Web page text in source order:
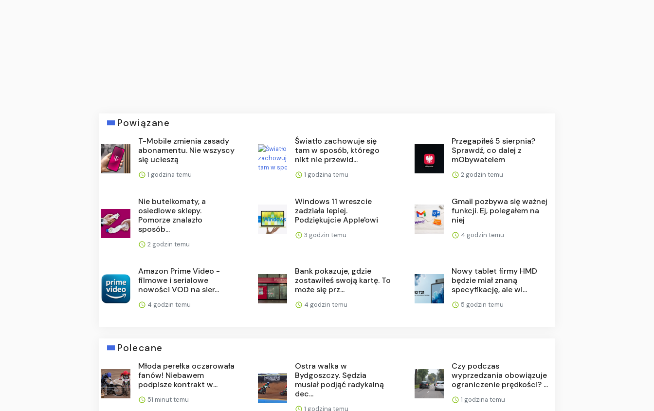
Powiązane
T-Mobile zmienia zasady
abonamentu. Nie wszyscy
się ucieszą
1 godzina temu
Światło zachowuje się
tam w sposób, którego
nikt nie przewid...
1 godzina temu
Przegapiłeś 5 sierpnia?
Sprawdź, co dalej z
mObywatelem
2 godzin temu
Nie butelkomaty, a
osiedlowe sklepy.
Pomorze znalazło
sposób...
2 godzin temu
Windows 11 wreszcie
zadziała lepiej.
Podziękujcie Apple'owi
3 godzin temu
Gmail pozbywa się ważnej
funkcji. Ej, polegałem na
niej
4 godzin temu
Amazon Prime Video -
filmowe i serialowe
nowości VOD na sier...
4 godzin temu
Bank pokazuje, gdzie
zostawiłeś swoją kartę. To
może się prz...
4 godzin temu
Nowy tablet firmy HMD
będzie miał znaną
specyfikację, ale wi...
5 godzin temu
Polecane
Młoda perełka oczarowała
fanów! Niebawem
podpisze kontrakt w...
51 minut temu
Ostra walka w
Bydgoszczy. Sędzia
musiał podjąć radykalną
dec...
1 godzina temu
Czy podczas
wyprzedzania obowiązuje
ograniczenie prędkości? ...
1 godzina temu